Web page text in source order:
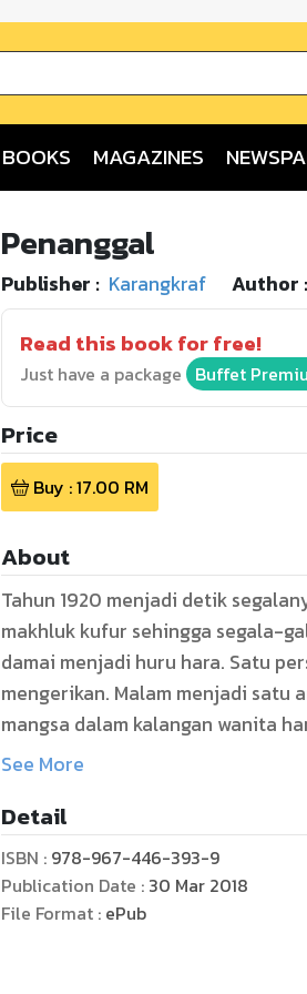
BOOKS MAGAZINES
Penanggal
Publisher : Karangkraf Author :
Read this book for free!
Just have a package Buffet
Price
Buy :17.00 RM
About
Tahun 1920 menjadi detik
makhluk kufur sehingga segala-
damai menjadi huru hara. Satu
mengerikan. Malam menjadi satu
mangsa dalam kalangan wanita
menggerunkan sehingga hampir-
digemparkan dengan kematian
darah disedut sehingga kering
menemui jalan buntu dalam
See More
Detail
ISBN : 978-967-446-393-9
Publication Date : 30 Mar 2018
File Format : ePub